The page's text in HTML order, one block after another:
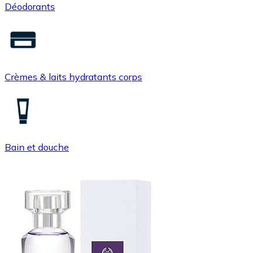
Déodorants
Crèmes & laits hydratants corps
Bain et douche